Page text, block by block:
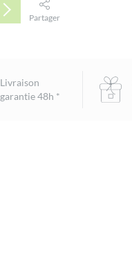
Partager
Livraison
garantie 48h *